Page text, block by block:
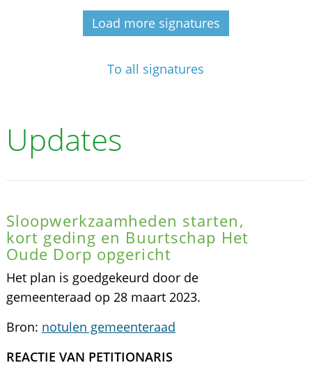
Load more signatures
To all signatures
Updates
Sloopwerkzaamheden starten,
kort geding en Buurtschap Het
Oude Dorp opgericht
Het plan is goedgekeurd door de
gemeenteraad op 28 maart 2023.
Bron: notulen gemeenteraad
REACTIE VAN PETITIONARIS